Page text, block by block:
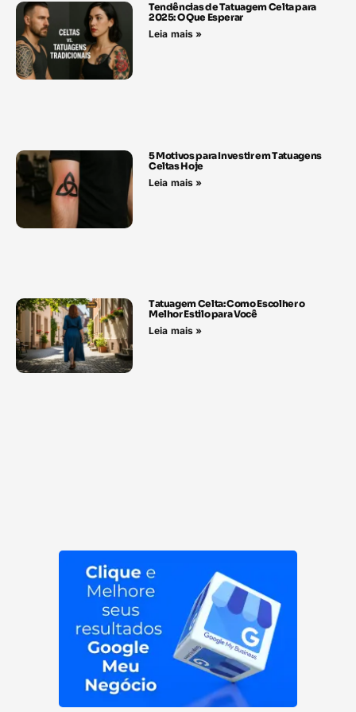
Tendências de Tatuagem Celta para
2025: O Que Esperar
Leia mais »
5 Motivos para Investir em Tatuagens
Celtas Hoje
Leia mais »
Tatuagem Celta: Como Escolher o
Melhor Estilo para Você
Leia mais »